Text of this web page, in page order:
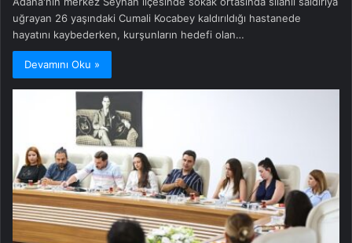
uğrayan 26 yaşındaki Cumali Kocabey kaldırıldığı hastanede
hayatını kaybederken, kurşunların hedefi olan…
Devamını Oku »